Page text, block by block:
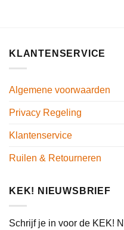
KLANTENSERVICE
Algemene voorwaarden
Privacy Regeling
Klantenservice
Ruilen & Retourneren
KEK! NIEUWSBRIEF
Schrijf je in voor de KEK!